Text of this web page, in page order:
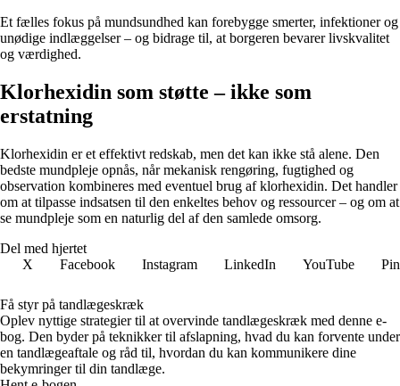
Et fælles fokus på mundsundhed kan forebygge smerter, infektioner og
unødige indlæggelser – og bidrage til, at borgeren bevarer livskvalitet
og værdighed.
Klorhexidin som støtte – ikke som
erstatning
Klorhexidin er et effektivt redskab, men det kan ikke stå alene. Den
bedste mundpleje opnås, når mekanisk rengøring, fugtighed og
observation kombineres med eventuel brug af klorhexidin. Det handler
om at tilpasse indsatsen til den enkeltes behov og ressourcer – og om at
se mundpleje som en naturlig del af den samlede omsorg.
Del med hjertet
X
Facebook Instagram LinkedIn YouTube
Få styr på tandlægeskræk
Oplev nyttige strategier til at overvinde tandlægeskræk med denne e-
bog. Den byder på teknikker til afslapning, hvad du kan forvente under
en tandlægeaftale og råd til, hvordan du kan kommunikere dine
bekymringer til din tandlæge.